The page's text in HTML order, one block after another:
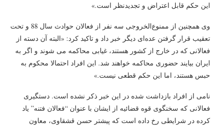
این حکم قابل اعتراض و تجدیدنظر است.»
وی همچنین از ممنوع‌الخروجی سه نفر از فعالان حوادث سال 88 و تحت
تعقیب قرار گرفتن عده‌ای دیگر خبر داد و تاکید کرد: «البته آن دسته از
فعالانی که در خارج از کشور هستند، غیابی محاکمه می شوند و اگر به
ایران بیایند حضوری محاکمه خواهند شد. این افراد احتمالا محکوم به
حبس هستند، اما این حکم قطعی نیست.»
نامی از افراد بازداشت شده در این خبر ذکر نشده است. دستگیری
فعالانی که سخنگوی قوه قضائیه از ایشان با عنوان “فعالان فتنه” یاد
کرده در شرایطی رخ داده است که پیشتر حسن قشقاوی، معاون